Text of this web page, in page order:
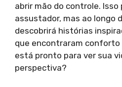
abrir mão do controle. Isso
assustador, mas ao longo
descobrirá histórias
que encontraram conforto
está pronto para ver sua
perspectiva?